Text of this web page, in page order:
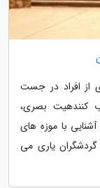
از افراد در جست
کنندهیت بصری،
آشنایی با موزه های
یاری می